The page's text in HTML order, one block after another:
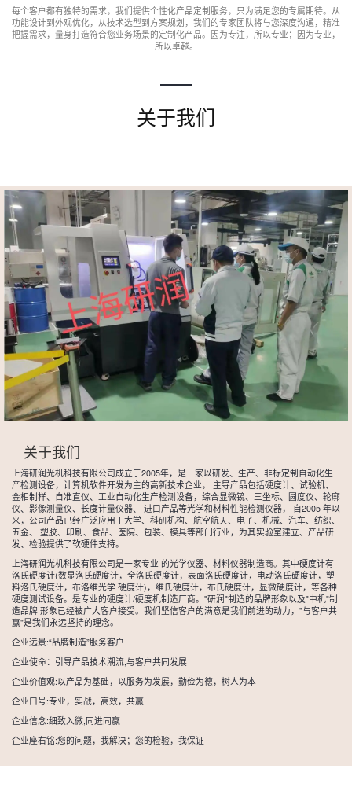
每个客户都有独特的需求，我们提供个性化产品定制服务，只为满足您的专属期待。从
功能设计到外观优化，从技术选型到方案规划，我们的专家团队将与您深度沟通，精准
把握需求，量身打造符合您业务场景的定制化产品。因为专注，所以专业；因为专业，
所以卓越。
关于我们
关于我们
上海研润光机科技有限公司成立于2005年，是一家以研发、生产、非标定制自动化生
产检测设备，计算机软件开发为主的高新技术企业， 主导产品包括硬度计、试验机、
金相制样、自准直仪、工业自动化生产检测设备，综合显微镜、三坐标、圆度仪、轮廓
仪、影像测量仪、长度计量仪器、 进口产品等光学和材料性能检测仪器， 自2005 年以
来，公司产品已经广泛应用于大学、科研机构、航空航天、电子、机械、汽车、纺织、
五金、 塑胶、印刷、食品、医院、包装、模具等部门行业，为其实验室建立、产品研
发、检验提供了软硬件支持。
上海研润光机科技有限公司是一家专业 的光学仪器、材料仪器制造商。其中硬度计有
洛氏硬度计(数显洛氏硬度计，全洛氏硬度计，表面洛氏硬度计，电动洛氏硬度计，塑
料洛氏硬度计，布洛维光学 硬度计)，维氏硬度计，布氏硬度计，显微硬度计，等各种
硬度测试设备。是专业的硬度计/硬度机制造厂商。"研润"制造的品牌形象以及"中机"制
造品牌 形象已经被广大客户接受。我们坚信客户的满意是我们前进的动力，"与客户共
赢"是我们永远坚持的理念。
企业远景:“品牌制造”服务客户
企业使命：引导产品技术潮流,与客户共同发展
企业价值观:以产品为基础，以服务为发展，勤俭为德，树人为本
企业口号:专业，实战，高效，共赢
企业信念:细致入微,同进同赢
企业座右铭:您的问题，我解决；您的检验，我保证